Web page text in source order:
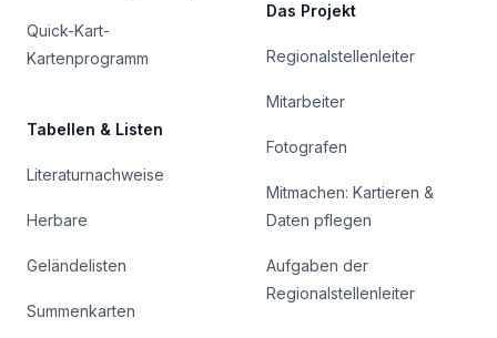
Quick-Kart-
Kartenprogramm
Tabellen & Listen
Literaturnachweise
Herbare
Geländelisten
Summenkarten
Das Projekt
Regionalstellenleiter
Mitarbeiter
Fotografen
Mitmachen: Kartieren &
Daten pflegen
Aufgaben der
Regionalstellenleiter